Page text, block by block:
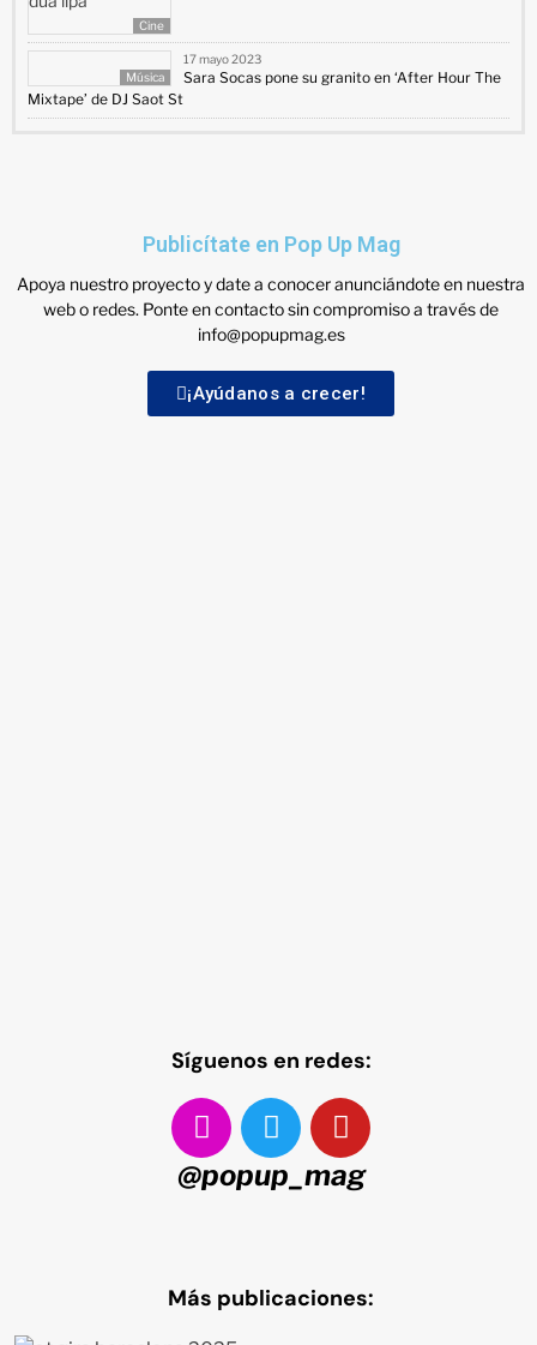
Cine
Música
17 mayo 2023
Sara Socas pone su granito en ‘After Hour The
Mixtape’ de DJ Saot St
Publicítate en Pop Up Mag
Apoya nuestro proyecto y date a conocer anunciándote en nuestra
web o redes. Ponte en contacto sin compromiso a través de
info@popupmag.es
¡Ayúdanos a crecer!
Síguenos en redes:
@popup_mag
Más publicaciones: